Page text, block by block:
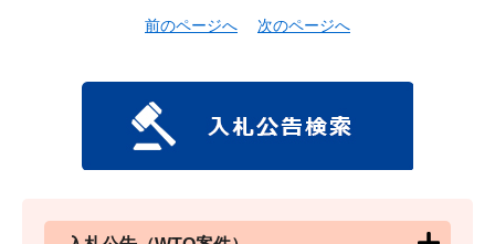
前のページへ 次のページへ